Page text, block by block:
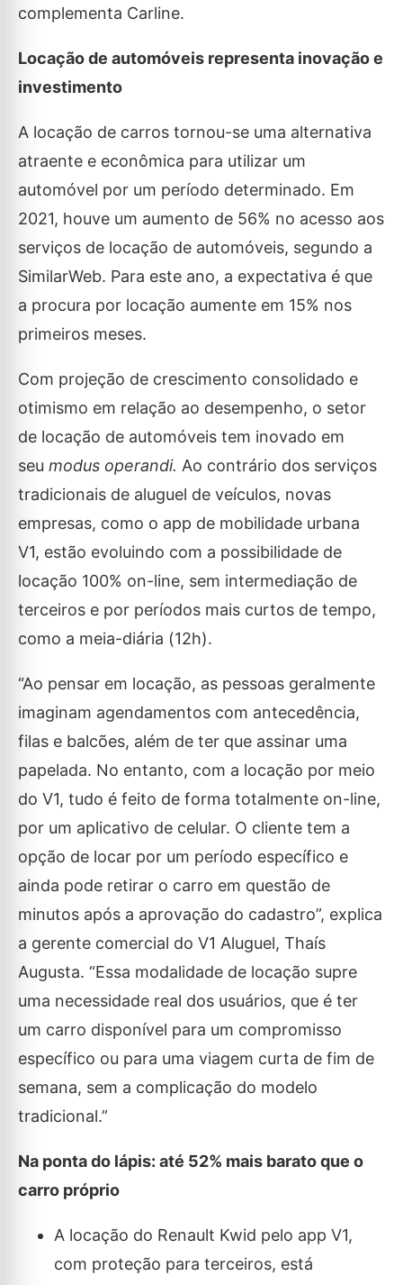
complementa Carline.
Locação de automóveis representa inovação e
investimento
A locação de carros tornou-se uma alternativa
atraente e econômica para utilizar um
automóvel por um período determinado. Em
2021, houve um aumento de 56% no acesso aos
serviços de locação de automóveis, segundo a
SimilarWeb. Para este ano, a expectativa é que
a procura por locação aumente em 15% nos
primeiros meses.
Com projeção de crescimento consolidado e
otimismo em relação ao desempenho, o setor
de locação de automóveis tem inovado em
seu modus operandi. Ao contrário dos serviços
tradicionais de aluguel de veículos, novas
empresas, como o app de mobilidade urbana
V1, estão evoluindo com a possibilidade de
locação 100% on-line, sem intermediação de
terceiros e por períodos mais curtos de tempo,
como a meia-diária (12h).
“Ao pensar em locação, as pessoas geralmente
imaginam agendamentos com antecedência,
filas e balcões, além de ter que assinar uma
papelada. No entanto, com a locação por meio
do V1, tudo é feito de forma totalmente on-line,
por um aplicativo de celular. O cliente tem a
opção de locar por um período específico e
ainda pode retirar o carro em questão de
minutos após a aprovação do cadastro”, explica
a gerente comercial do V1 Aluguel, Thaís
Augusta. “Essa modalidade de locação supre
uma necessidade real dos usuários, que é ter
um carro disponível para um compromisso
específico ou para uma viagem curta de fim de
semana, sem a complicação do modelo
tradicional.”
Na ponta do lápis: até 52% mais barato que o
carro próprio
A locação do Renault Kwid pelo app V1,
com proteção para terceiros, está